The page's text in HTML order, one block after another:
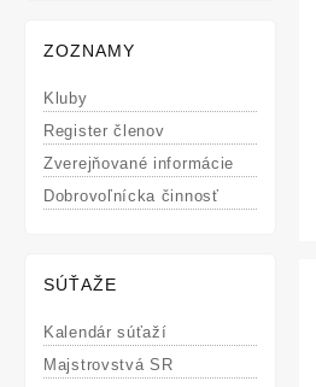
ZOZNAMY
Kluby
Register členov
Zverejňované informácie
Dobrovoľnícka činnosť
SÚŤAŽE
Kalendár súťaží
Majstrovstvá SR